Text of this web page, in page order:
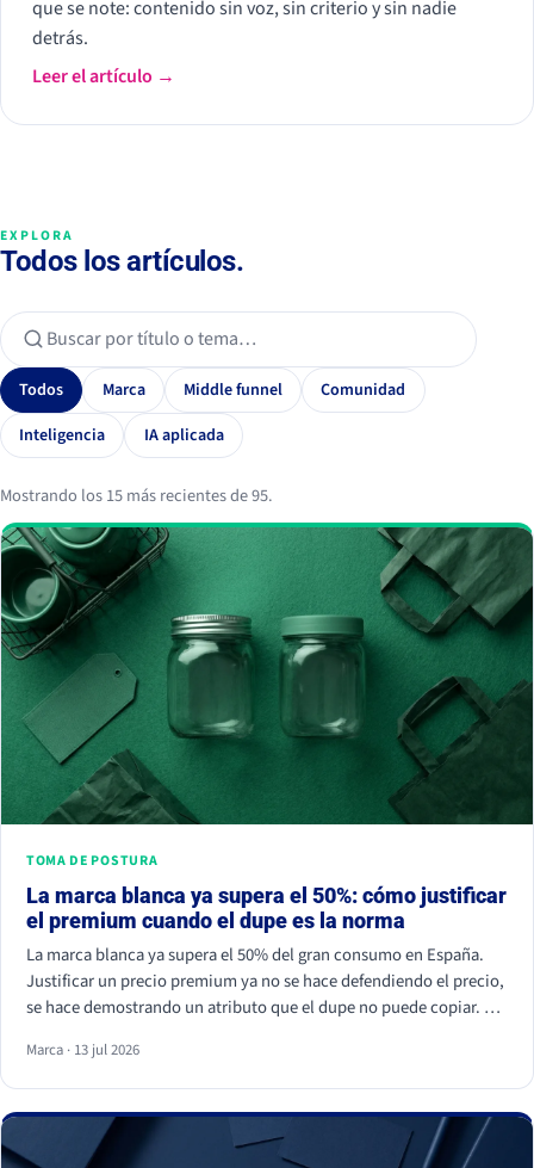
que se note: contenido sin voz, sin criterio y sin nadie
detrás.
Leer el artículo →
EXPLORA
Todos los artículos.
Todos Marca Middle funnel
Comunidad
Inteligencia
IA aplicada
Mostrando los 15 más recientes de 95.
TOMA DE POSTURA
La marca blanca ya supera el 50%: cómo justificar
el premium cuando el dupe es la norma
La marca blanca ya supera el 50% del gran consumo en España.
Justificar un precio premium ya no se hace defendiendo el precio,
se hace demostrando un atributo que el dupe no puede copiar. Si
siempre va a ganar.
Marca · 13 jul 2026